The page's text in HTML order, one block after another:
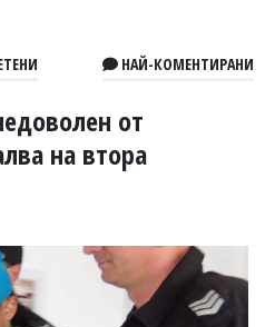
НАЙ-КОМЕНТИРАНИ
от
на втора